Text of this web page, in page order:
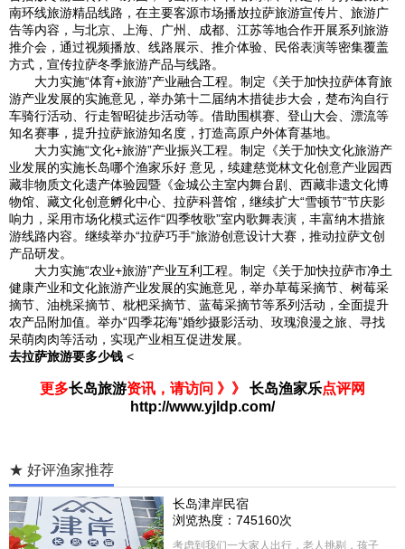
南环线旅游精品线路，在主要客源市场播放拉萨旅游宣传片、旅游广
告等内容，与北京、上海、广州、成都、江苏等地合作开展系列旅游
推介会，通过视频播放、线路展示、推介体验、民俗表演等密集覆盖
方式，宣传拉萨冬季旅游产品与线路。
大力实施“体育+旅游”产业融合工程。制定《关于加快拉萨体育旅
游产业发展的实施意见，举办第十二届纳木措徒步大会，楚布沟自行
车骑行活动、行走智昭徒步活动等。借助围棋赛、登山大会、漂流等
知名赛事，提升拉萨旅游知名度，打造高原户外体育基地。
大力实施“文化+旅游”产业振兴工程。制定《关于加快文化旅游产
业发展的实施长岛哪个渔家乐好 意见，续建慈觉林文化创意产业园西
藏非物质文化遗产体验园暨《金城公主室内舞台剧、西藏非遗文化博
物馆、藏文化创意孵化中心、拉萨科普馆，继续扩大“雪顿节”节庆影
响力，采用市场化模式运作“四季牧歌”室内歌舞表演，丰富纳木措旅
游线路内容。继续举办“拉萨巧手”旅游创意设计大赛，推动拉萨文创
产品研发。
大力实施“农业+旅游”产业互利工程。制定《关于加快拉萨市净土
健康产业和文化旅游产业发展的实施意见，举办草莓采摘节、树莓采
摘节、油桃采摘节、枇杷采摘节、蓝莓采摘节等系列活动，全面提升
农产品附加值。举办“四季花海”婚纱摄影活动、玫瑰浪漫之旅、寻找
呆萌肉肉等活动，实现产业相互促进发展。
去拉萨旅游要多少钱 <
更多长岛旅游资讯，请访问 》》 长岛渔家乐点评网
http://www.yjldp.com/
★ 好评渔家推荐
长岛津岸民宿
浏览热度：745160次
考虑到我们一大家人出行，老人挑剔，孩子